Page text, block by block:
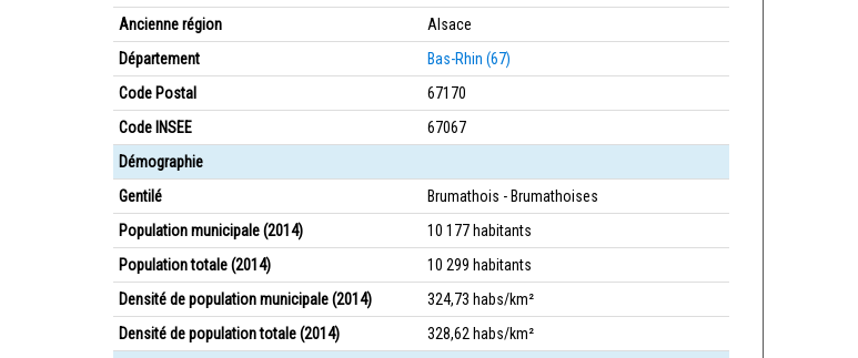
Ancienne région
Alsace
Département
Bas-Rhin (67)
Code Postal
67170
Code INSEE
67067
Démographie
Gentilé
Brumathois - Brumathoises
Population municipale (2014)
10 177 habitants
Population totale (2014)
10 299 habitants
Densité de population municipale (2014)
324,73 habs/km²
Densité de population totale (2014)
328,62 habs/km²